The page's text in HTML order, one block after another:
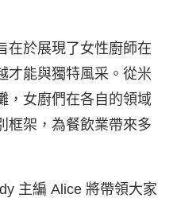
在於展現了女性廚師在
才能與獨特風采。從米
，女廚們在各自的領域
框架，為餐飲業帶來多
主編 Alice 將帶領大家